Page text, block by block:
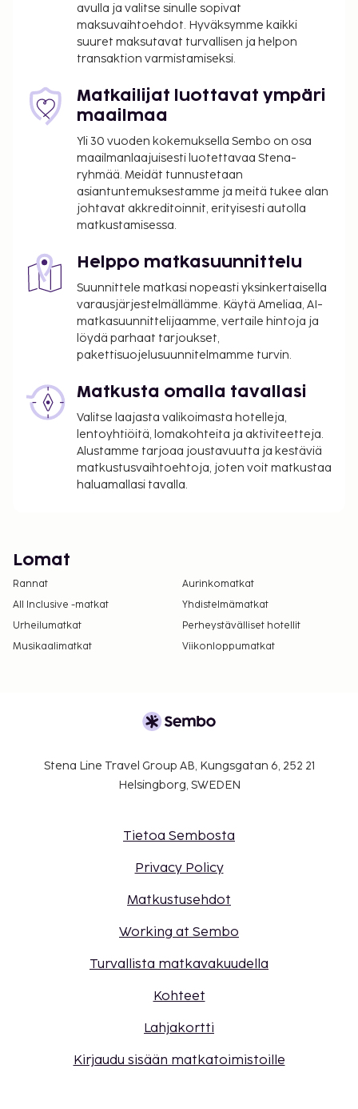
avulla ja valitse sinulle sopivat
maksuvaihtoehdot. Hyväksymme kaikki
suuret maksutavat turvallisen ja helpon
transaktion varmistamiseksi.
Matkailijat luottavat ympäri
maailmaa
Yli 30 vuoden kokemuksella Sembo on osa
maailmanlaajuisesti luotettavaa Stena-
ryhmää. Meidät tunnustetaan
asiantuntemuksestamme ja meitä tukee alan
johtavat akkreditoinnit, erityisesti autolla
matkustamisessa.
Helppo matkasuunnittelu
Suunnittele matkasi nopeasti yksinkertaisella
varausjärjestelmällämme. Käytä Ameliaa, AI-
matkasuunnittelijaamme, vertaile hintoja ja
löydä parhaat tarjoukset,
pakettisuojelusuunnitelmamme turvin.
Matkusta omalla tavallasi
Valitse laajasta valikoimasta hotelleja,
lentoyhtiöitä, lomakohteita ja aktiviteetteja.
Alustamme tarjoaa joustavuutta ja kestäviä
matkustusvaihtoehtoja, joten voit matkustaa
haluamallasi tavalla.
Lomat
Rannat
Aurinkomatkat
All Inclusive -matkat
Yhdistelmämatkat
Urheilumatkat
Perheystävälliset hotellit
Musikaalimatkat
Viikonloppumatkat
Stena Line Travel Group AB, Kungsgatan 6, 252 21
Helsingborg, SWEDEN
Tietoa Sembosta
Privacy Policy
Matkustusehdot
Working at Sembo
Turvallista matkavakuudella
Kohteet
Lahjakortti
Kirjaudu sisään matkatoimistoille